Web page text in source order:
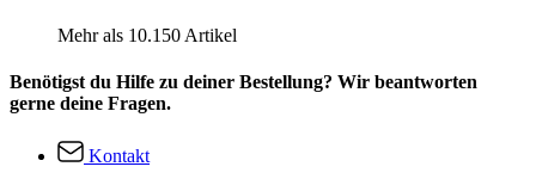
Mehr als 10.150 Artikel
Benötigst du Hilfe zu deiner Bestellung? Wir beantworten
gerne deine Fragen.
Kontakt